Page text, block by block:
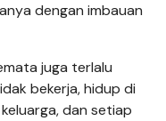
dengan imbauan
juga terlalu
bekerja, hidup di
dan setiap